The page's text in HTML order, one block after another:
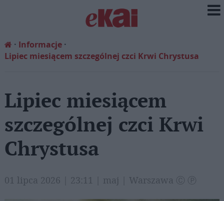
Informacje
Lipiec miesiącem szczególnej czci Krwi Chrystusa
Lipiec miesiącem
szczególnej czci Krwi
Chrystusa
01 lipca 2026 | 23:11 | maj | Warszawa Ⓒ Ⓟ